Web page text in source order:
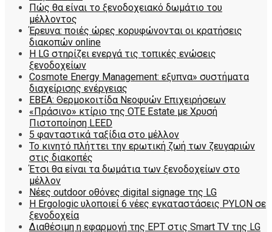
Πώς θα είναι το ξενοδοχειακό δωμάτιο του
μέλλοντος
Έρευνα: ποιές ώρες κορυφώνονται οι κρατήσεις
διακοπών online
Η LG στηρίζει ενεργά τις τοπικές ενώσεις
ξενοδοχείων
Cosmote Energy Management: εξυπνα» συστήματα
διαχείρισης ενέργειας
ΕΒΕΑ: Θερμοκοιτίδα Νεοφυών Επιχειρήσεων
«Πράσινο» κτίριο της OTE Estate με Χρυσή
Πιστοποίηση LEED
5 φανταστικά ταξίδια στο μέλλον
Το κινητό πλήττει την ερωτική ζωή των ζευγαριών
στις διακοπές
Έτσι θα είναι τα δωμάτια των ξενοδοχείων στο
μέλλον
Nέες outdoor οθόνες digital signage της LG
Η Ergologic υλοποιεί 6 νέες εγκαταστάσεις PYLON σε
ξενοδοχεία
Διαθέσιμη η εφαρμογή της ΕΡΤ στις Smart TV της LG